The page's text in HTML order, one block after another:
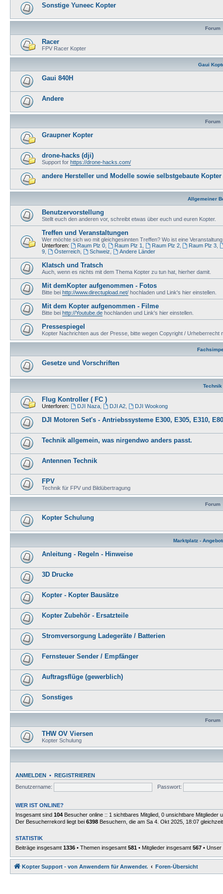
Sonstige Yuneec Kopter
Forum
Racer
FPV Racer Kopter
Gaui
Gaui 840H
Andere
Forum
Graupner Kopter
drone-hacks (dji)
Support for https://drone-hacks.com/
andere Hersteller und Modelle sowie selbstgebaute Kopter
Allgemeiner
Benutzervorstellung
Stellt euch den anderen vor, schreibt etwas über euch und euren Kopter.
Treffen und Veranstaltungen
Wer möchte sich wo mit gleichgesinnten Treffen? Wo ist eine
Unterforen:
Raum Plz 0, Raum Plz 1 Raum Plz 2, Raum Plz 3
9
Österreich, Schweiz Andere Länder
Klatsch und Tratsch
Auch, wenn es nichts mit dem Thema Kopter zu tun hat, hierher damit.
Mit demKopter aufgenommen - Fotos
Bitte bei http://www.directupload.net/ hochladen und Link's hier einstellen.
Mit dem Kopter aufgenommen - Filme
Bitte bei http://Youtube.de hochlanden und Link's hier einstellen.
Pressespiegel
Kopter Nachrichten aus der Presse, bitte wegen Copyright / Urheberrecht
Gesetze und Vorschriften
Technik
Flug Kontroller ( FC )
Unterforen: DJI Naza, DJI A2, DJI Wookong
DJI Motoren Set's - Antriebssysteme E300, E305, E310,
Technik allgemein, was nirgendwo anders passt.
Antennen Technik
FPV
Technik für FPV und Bildübertragung
Forum
Kopter Schulung
Marktplatz -
Anleitung - Regeln - Hinweise
3D Drucke
Kopter - Kopter Bausätze
Kopter Zubehör - Ersatzteile
Stromversorgung Ladegeräte / Batterien
Fernsteuer Sender / Empfänger
Auftragsflüge (gewerblich)
Sonstiges
Forum
THW OV Viersen
Kopter Schulung
ANMELDEN • REGISTRIEREN
Benutzername:
Passwort:
WER IST ONLINE?
Insgesamt sind 104 Besucher online :: 1 sichtbares Mitglied, 0 unsichtbare
Der Besucherrekord liegt bei 6398 Besuchern, die am Sa 4. Okt 2025, 18:07
STATISTIK
Beiträge insgesamt 1336 • Themen insgesamt 581 • Mitglieder insgesamt 567 • Unser
Kopter Support - von Anwendern für Anwender. Foren-Übersicht